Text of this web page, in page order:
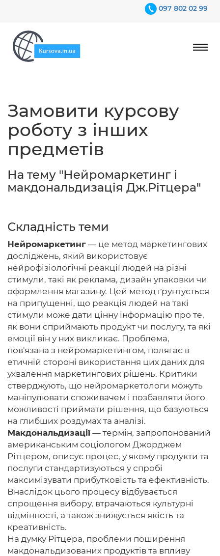
097 802 02 99
Замовити курсову
роботу з інших
предметів
На тему "Нейромаркетинг і
макдональдизація Дж.Рітцера"
Складність теми
Нейромаркетинг — це метод маркетингових
досліджень, який використовує
нейрофізіологічні реакції людей на різні
стимули, такі як реклама, дизайн упаковки чи
оформлення магазину. Цей метод ґрунтується
на припущенні, що реакція людей на такі
стимули може дати цінну інформацію про те,
як вони сприймають продукт чи послугу, та які
емоції він у них викликає. Проблема,
пов'язана з нейромаркетингом, полягає в
етичній стороні використання цих даних для
ухвалення маркетингових рішень. Критики
стверджують, що нейромаркетологи можуть
маніпулювати споживачем і позбавляти його
можливості приймати рішення, що базуються
на глибших роздумах та аналізі.
Макдональдизації — термін, запропонований
американським соціологом Джорджем
Рітцером, описує процес, у якому продукти та
послуги стандартизуються у спробі
максимізувати прибутковість та ефективність.
Внаслідок цього процесу відбувається
спрощення вибору, втрачаються культурні
відмінності, а також знижується якість та
креативність.
На думку Рітцера, проблеми поширення
макдональдизованих продуктів та впливу
Гарантії
Відгуки
Контакти
Головна
Авторам
Умови
Вхiд